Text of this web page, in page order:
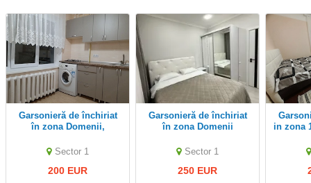
Garsonieră de închiriat
în zona Domenii,
Sector 1
200 EUR
Garsonieră de închiriat
în zona Domenii
Sector 1
250 EUR
Garsoniera de inchiriat
in zona